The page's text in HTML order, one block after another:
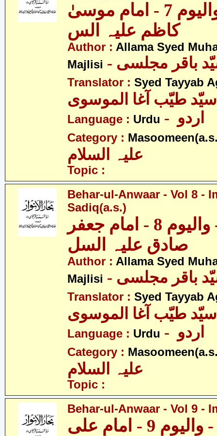
بحار الانوار - والیوم 7 - امام موسیٰ
کاظم علیہ الس
Author : Allama Syed
Majlisi
Translator : Syed Tayyab
سیّد طیّب آغا الموسوی
Language : Urdu
Category :
Topic :
Behar-ul-Anwaar - Vol 8 -
Sadiq(a.s.)
بحار الانوار - والیوم 8 - امام جعفر
صادق علیہ السل
Author : Allama Syed
Majlisi
Translator : Syed Tayyab
سیّد طیّب آغا الموسوی
Language : Urdu
Category :
Topic :
Behar-ul-Anwaar - Vol 9 -
بحار الانوار - والیوم 9 - امام علی